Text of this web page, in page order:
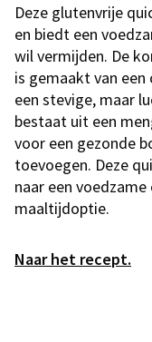
Deze glutenvrije
en biedt een
wil vermijden. De
is gemaakt van
een stevige, maar
bestaat uit een
voor een gezonde
toevoegen. Deze
naar een
maaltijdoptie.
Naar het recept.